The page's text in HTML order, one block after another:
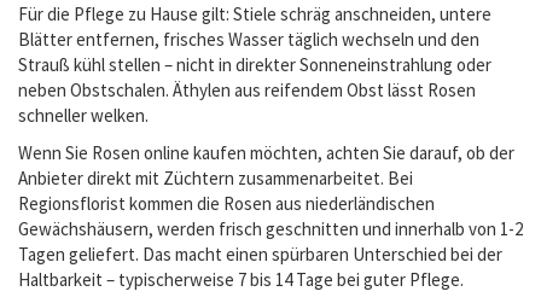
Für die Pflege zu Hause gilt: Stiele schräg anschneiden, untere
Blätter entfernen, frisches Wasser täglich wechseln und den
Strauß kühl stellen – nicht in direkter Sonneneinstrahlung oder
neben Obstschalen. Äthylen aus reifendem Obst lässt Rosen
schneller welken.
Wenn Sie Rosen online kaufen möchten, achten Sie darauf, ob der
Anbieter direkt mit Züchtern zusammenarbeitet. Bei
Regionsflorist kommen die Rosen aus niederländischen
Gewächshäusern, werden frisch geschnitten und innerhalb von 1-2
Tagen geliefert. Das macht einen spürbaren Unterschied bei der
Haltbarkeit – typischerweise 7 bis 14 Tage bei guter Pflege.